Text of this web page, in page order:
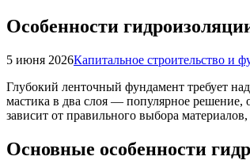
Особенности
5 июня 2026Капитальное строительство и
Глубокий ленточный фундамент требует
мастика в два слоя — популярное решение,
зависит от правильного выбора
Основные особенности